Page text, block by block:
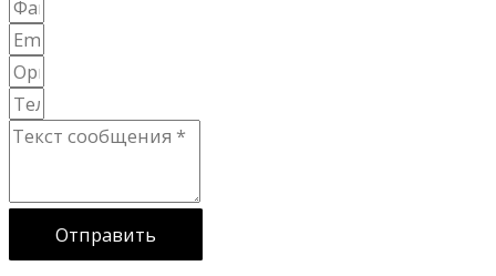
Отправить